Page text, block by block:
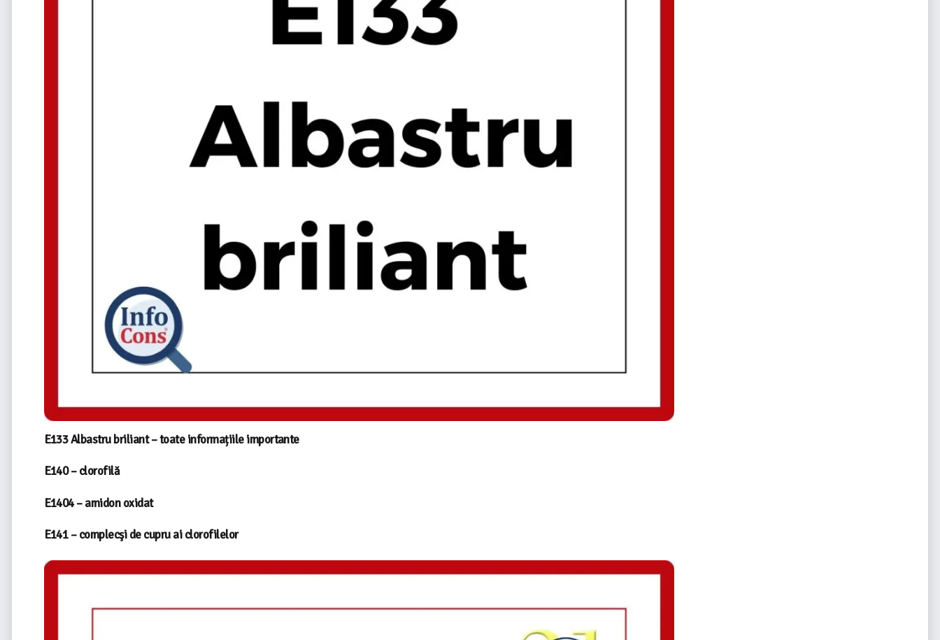
E133 Albastru briliant – toate informațiile importante
E140 – clorofilă
E1404 – amidon oxidat
E141 – complecşi de cupru ai clorofilelor